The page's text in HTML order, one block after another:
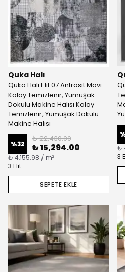
Quka Halı
Quka Halı Elit 07 Antrasit Mavi
Kolay Temizlenir, Yumuşak
Dokulu Makine Halısı Kolay
Temizlenir, Yumuşak Dokulu
Makine Halısı
%32
₺ 22,430.00
₺ 15,294.00
₺ 4,155.98 / m²
3 Elit
SEPETE EKLE
₺
3